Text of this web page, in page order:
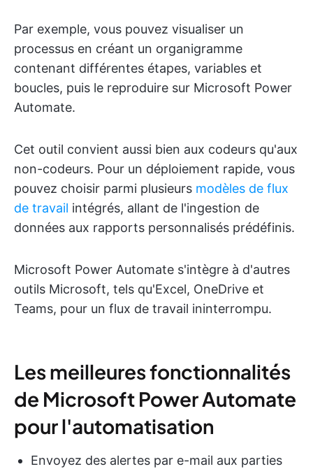
Par exemple, vous pouvez visualiser un
processus en créant un organigramme
contenant différentes étapes, variables et
boucles, puis le reproduire sur Microsoft Power
Automate.
Cet outil convient aussi bien aux codeurs qu'aux
non-codeurs. Pour un déploiement rapide, vous
pouvez choisir parmi plusieurs modèles de flux
de travail intégrés, allant de l'ingestion de
données aux rapports personnalisés prédéfinis.
Microsoft Power Automate s'intègre à d'autres
outils Microsoft, tels qu'Excel, OneDrive et
Teams, pour un flux de travail ininterrompu.
Les meilleures fonctionnalités
de Microsoft Power Automate
pour l'automatisation
Envoyez des alertes par e-mail aux parties